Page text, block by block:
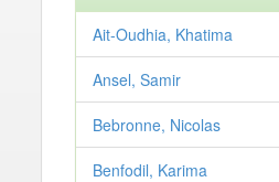
Ait-Oudhia, Khatima
Ansel, Samir
Bebronne, Nicolas
Benfodil, Karima